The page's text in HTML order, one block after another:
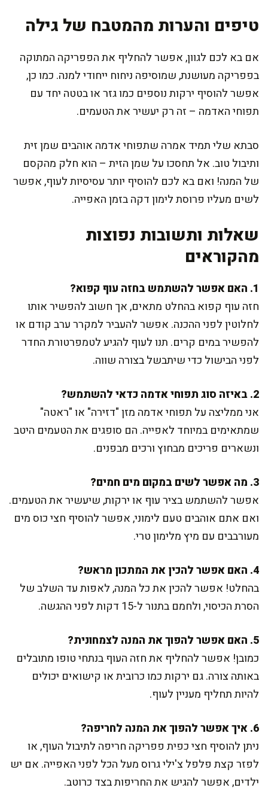
טיפים והערות מהמטבח של גילה
אם בא לכם לגוון, אפשר להחליף את הפפריקה המתוקה
בפפריקה מעושנת, שמוסיפה ניחוח ייחודי למנה. כמו כן,
אפשר להוסיף ירקות נוספים כמו גזר או בטטה יחד עם
תפוחי האדמה – זה רק יעשיר את הטעמים.
סבתא שלי תמיד אמרה שתפוחי אדמה אוהבים שמן זית
ותיבול טוב. אל תחסכו על שמן הזית – הוא חלק מהקסם
של המנה! ואם בא לכם להוסיף יותר עסיסיות לעוף, אפשר
לשים מעליו פרוסת לימון דקה בזמן האפייה.
שאלות ותשובות נפוצות
מהקוראים
1. האם אפשר להשתמש בחזה עוף קפוא?
חזה עוף קפוא בהחלט מתאים, אך חשוב להפשיר אותו
לחלוטין לפני ההכנה. אפשר להעביר למקרר ערב קודם או
להפשיר במים קרים. תנו לעוף להגיע לטמפרטורת החדר
לפני הבישול כדי שיתבשל בצורה שווה.
2. באיזה סוג תפוחי אדמה כדאי להשתמש?
אני ממליצה על תפוחי אדמה מזן "דזירה" או "ראטה"
שמתאימים במיוחד לאפייה. הם סופגים את הטעמים היטב
ונשארים פריכים מבחוץ ורכים מבפנים.
3. מה אפשר לשים במקום מים חמים?
אפשר להשתמש בציר עוף או ירקות, שיעשיר את הטעמים.
ואם אתם אוהבים טעם לימוני, אפשר להוסיף חצי כוס מים
מעורבבים עם מיץ מלימון טרי.
4. האם אפשר להכין את המתכון מראש?
בהחלט! אפשר להכין את כל המנה, לאפות עד השלב של
הסרת הכיסוי, ולחמם בתנור ל-15 דקות לפני ההגשה.
5. האם אפשר להפוך את המנה לצמחונית?
כמובן! אפשר להחליף את חזה העוף בנתחי טופו מתובלים
באותה צורה. גם ירקות כמו כרובית או קישואים יכולים
להיות תחליף מעניין לעוף.
6. איך אפשר להפוך את המנה לחריפה?
ניתן להוסיף חצי כפית פפריקה חריפה לתיבול העוף, או
לפזר קצת פלפל צ'ילי גרוס מעל הכל לפני האפייה. אם יש
ילדים, אפשר להגיש את החריפות בצד כרוטב.